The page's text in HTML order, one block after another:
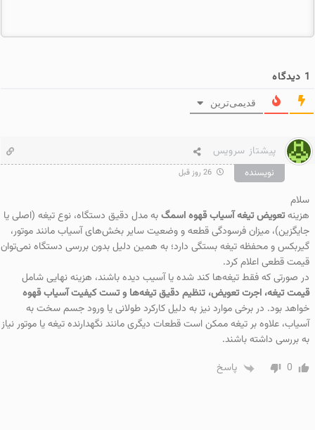
1 دیدگاه
قدیمی‌ترین
پیشتاز سرویس
نویسنده
سلام
هزینهتعویض تیغه آسیاب قهوه اسمگبه مدل دقیق دستگاه، نوع تیغه (اصلی یا
جایگزین)، میزان فرسودگی قطعه و وضعیت سایر بخش‌های آسیاب مانند موتور،
گیربکس و محفظه تیغه بستگی دارد؛ به همین دلیل بدون بررسی دستگاه نمی‌توان
قیمت قطعی اعلام کرد.
در صورتی که فقط تیغه‌ها کند شده یا آسیب دیده باشند، هزینه نهایی شامل
قیمت تیغه، اجرت تعویض، تنظیم دقیق تیغه‌ها و تست کیفیت آسیاب قهوه
خواهد بود. در برخی موارد نیز به دلیل کارکرد طولانی یا ورود جسم سخت به
آسیاب، علاوه بر تیغه ممکن است قطعات دیگری مانند نگهدارنده تیغه یا موتور نیاز
به بررسی داشته باشند.
0
پاسخ